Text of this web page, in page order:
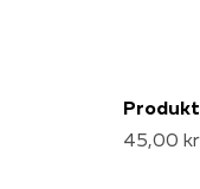
Produkt
45,00 kr